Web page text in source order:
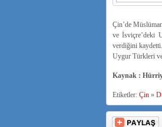
Çin’de
ve İsviçre’deki
verdiğini
Uygur Türkleri
Kaynak :
Etiketler: Çin»